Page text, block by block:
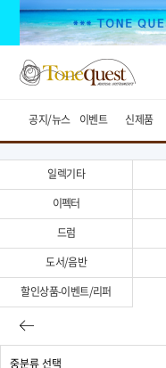
공지/뉴스 이벤트 신제품
일렉기타
이펙터
드럼
도서/음반
할인상품-이벤트/리퍼